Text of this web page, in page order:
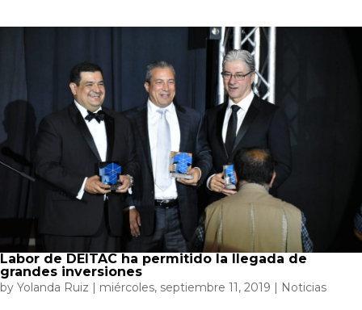
Labor de DEITAC ha permitido la llegada de
grandes inversiones
by Yolanda Ruiz | miércoles, septiembre 11, 2019 | Noticias